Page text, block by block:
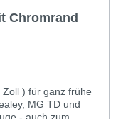
Chromrand
) für ganz frühe
MG TD und